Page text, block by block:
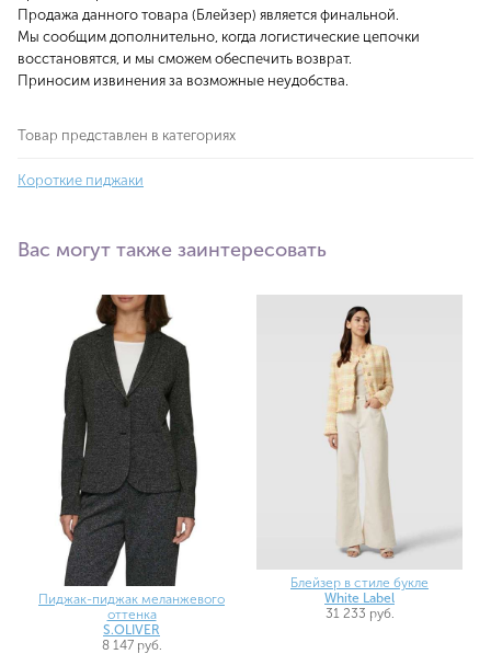
Продажа данного товара (Блейзер) является финальной.
Мы сообщим дополнительно, когда логистические цепочки
восстановятся, и мы сможем обеспечить возврат.
Приносим извинения за возможные неудобства.
Товар представлен в категориях
Короткие пиджаки
Вас могут также заинтересовать
Пиджак-пиджак меланжевого
оттенка
S.OLIVER
8 147 руб.
Блейзер в стиле букле
White Label
31 233 руб.